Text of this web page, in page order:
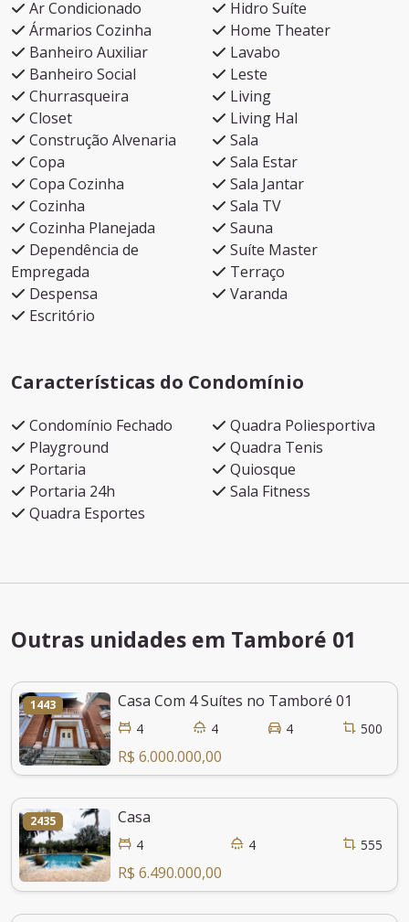
Ar Condicionado
Ármarios Cozinha
Banheiro Auxiliar
Banheiro Social
Churrasqueira
Closet
Construção Alvenaria
Copa
Copa Cozinha
Cozinha
Cozinha Planejada
Dependência de
Empregada
Despensa
Escritório
Hidro Suíte
Home Theater
Lavabo
Leste
Living
Living Hal
Sala
Sala Estar
Sala Jantar
Sala TV
Sauna
Suíte Master
Terraço
Varanda
Características do Condomínio
Condomínio Fechado
Playground
Portaria
Portaria 24h
Quadra Esportes
Quadra Poliesportiva
Quadra Tenis
Quiosque
Sala Fitness
Outras unidades em Tamboré 01
1443 Casa Com 4 Suítes no Tamboré 01
4 4 4 500
R$ 6.000.000,00
2435 Casa
4 4 555
R$ 6.490.000,00